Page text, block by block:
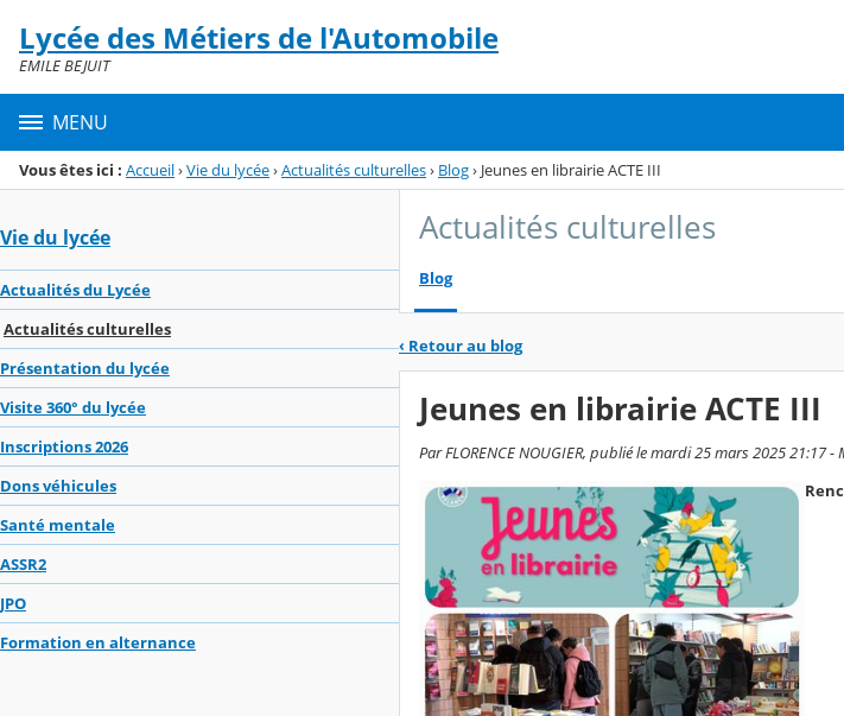
Menu de la rubrique
Contenu
Lycée des Métiers de l'Automobile
EMILE BEJUIT
MENU
Vous êtes ici : Accueil›Vie du lycée›Actualités culturelles› Blog› Jeunes en librairie ACTE III
Vie du lycée
Actualités du Lycée
Actualités culturelles
Présentation du lycée
Visite 360° du lycée
Inscriptions 2026
Dons véhicules
Santé mentale
ASSR2
JPO
Formation en alternance
Actualités culturelles
Blog
‹ Retour au blog
Jeunes en librairie ACTE III
Par FLORENCE NOUGIER, publié le mardi 25 mars 2025 21:17